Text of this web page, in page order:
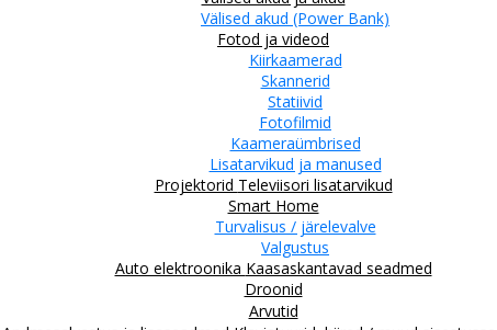
Välised akud (Power Bank)
Fotod ja videod
Kiirkaamerad
Skannerid
Statiivid
Fotofilmid
Kaameraümbrised
Lisatarvikud ja manused
Projektorid Televiisori lisatarvikud
Smart Home
Turvalisus / järelevalve
Valgustus
Auto elektroonika Kaasaskantavad seadmed
Droonid
Arvutid